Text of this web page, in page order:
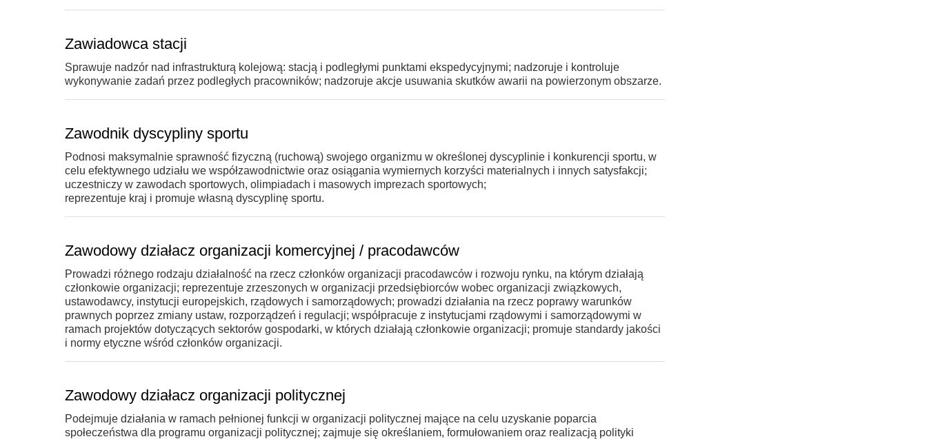
Zawiadowca stacji
Sprawuje nadzór nad infrastrukturą kolejową: stacją i podległymi punktami ekspedycyjnymi; nadzoruje i kontroluje
wykonywanie zadań przez podległych pracowników; nadzoruje akcje usuwania skutków awarii na powierzonym obszarze.
Zawodnik dyscypliny sportu
Podnosi maksymalnie sprawność fizyczną (ruchową) swojego organizmu w określonej dyscyplinie i konkurencji sportu, w
celu efektywnego udziału we współzawodnictwie oraz osiągania wymiernych korzyści materialnych i innych satysfakcji;
uczestniczy w zawodach sportowych, olimpiadach i masowych imprezach sportowych;
reprezentuje kraj i promuje własną dyscyplinę sportu.
Zawodowy działacz organizacji komercyjnej / pracodawców
Prowadzi różnego rodzaju działalność na rzecz członków organizacji pracodawców i rozwoju rynku, na którym działają
członkowie organizacji; reprezentuje zrzeszonych w organizacji przedsiębiorców wobec organizacji związkowych,
ustawodawcy, instytucji europejskich, rządowych i samorządowych; prowadzi działania na rzecz poprawy warunków
prawnych poprzez zmiany ustaw, rozporządzeń i regulacji; współpracuje z instytucjami rządowymi i samorządowymi w
ramach projektów dotyczących sektorów gospodarki, w których działają członkowie organizacji; promuje standardy jakości
i normy etyczne wśród członków organizacji.
Zawodowy działacz organizacji politycznej
Podejmuje działania w ramach pełnionej funkcji w organizacji politycznej mające na celu uzyskanie poparcia
społeczeństwa dla programu organizacji politycznej; zajmuje się określaniem, formułowaniem oraz realizacją polityki